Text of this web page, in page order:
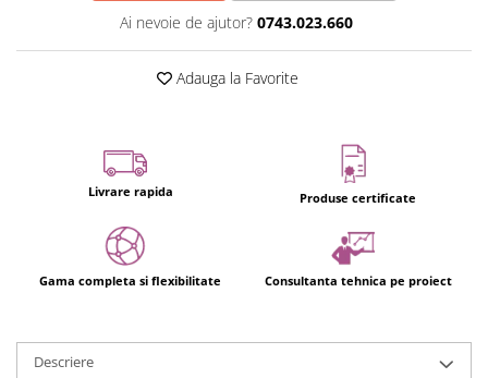
Ai nevoie de ajutor? 0743.023.660
Adauga la Favorite
Livrare rapida Produse certificate
Gama completa si flexibilitate Consultanta tehnica pe proiect
Descriere